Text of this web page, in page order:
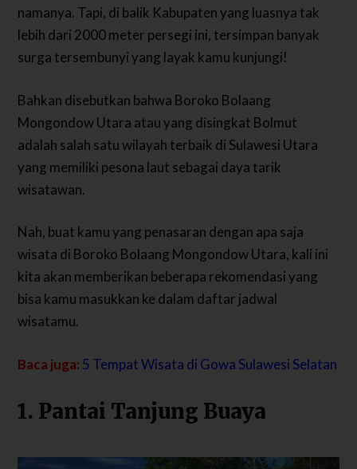
namanya. Tapi, di balik Kabupaten yang luasnya tak
lebih dari 2000 meter persegi ini, tersimpan banyak
surga tersembunyi yang layak kamu kunjungi!
Bahkan disebutkan bahwa Boroko Bolaang
Mongondow Utara atau yang disingkat Bolmut
adalah salah satu wilayah terbaik di Sulawesi Utara
yang memiliki pesona laut sebagai daya tarik
wisatawan.
Nah, buat kamu yang penasaran dengan apa saja
wisata di Boroko Bolaang Mongondow Utara, kali ini
kita akan memberikan beberapa rekomendasi yang
bisa kamu masukkan ke dalam daftar jadwal
wisatamu.
Baca juga: 5 Tempat Wisata di Gowa Sulawesi Selatan
1. Pantai Tanjung Buaya